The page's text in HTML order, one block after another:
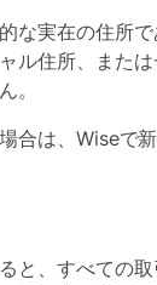
な実在の住所
ル住所、また
。
合は、Wiseで
と、すべての